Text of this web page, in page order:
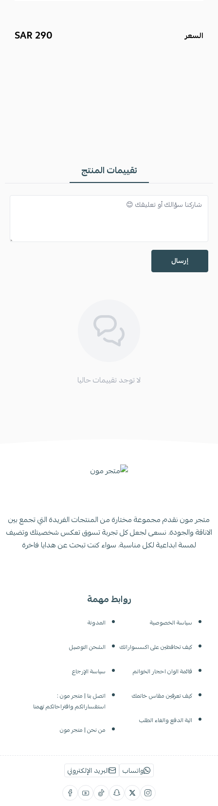
السعر 290 SAR
تقييمات المنتج
إرسال
لا توجد تقييمات حاليا
روابط مهمة
سياسة الخصوصية
كيف تحافظين على اكسسواراتك
قائمة الوان احجار الخواتم
كيف تعرفين مقاس خاتمك
الية الدفع والغاء الطلب
المدونة
الشحن التوصيل
سياسة الإرجاع
اتصل بنا | متجر مون :
استفساراتكم واقتراحاتكم تهمنا
من نحن | متجر مون
متجر مون نقدم مجموعة مختارة من المنتجات الفريدة التي تجمع بين
الاناقة والجودة. نسعى لجعل كل تجربة تسوق تعكس شخصيتك وتضيف
لمسة ابداعية لكل مناسبة. سواء كنت تبحث عن هدايا فاخرة
واتساب البريد الإلكتروني